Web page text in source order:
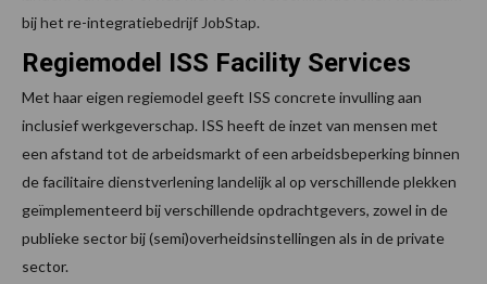
bij het re-integratiebedrijf JobStap.
Regiemodel ISS Facility Services
Met haar eigen regiemodel geeft ISS concrete invulling aan
inclusief werkgeverschap. ISS heeft de inzet van mensen met
een afstand tot de arbeidsmarkt of een arbeidsbeperking binnen
de facilitaire dienstverlening landelijk al op verschillende plekken
geïmplementeerd bij verschillende opdrachtgevers, zowel in de
publieke sector bij (semi)overheidsinstellingen als in de private
sector.